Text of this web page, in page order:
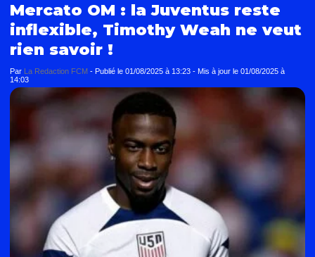
Mercato OM : la Juventus reste
inflexible, Timothy Weah ne veut
rien savoir !
Par La Redaction FCM - Publié le 01/08/2025 à 13:23 - Mis à jour le 01/08/2025 à
14:03